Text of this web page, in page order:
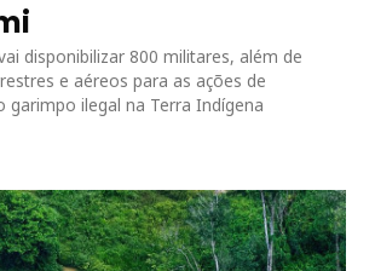
disponibilizar 800 militares, além de
e aéreos para as ações de
garimpo ilegal na Terra Indígena